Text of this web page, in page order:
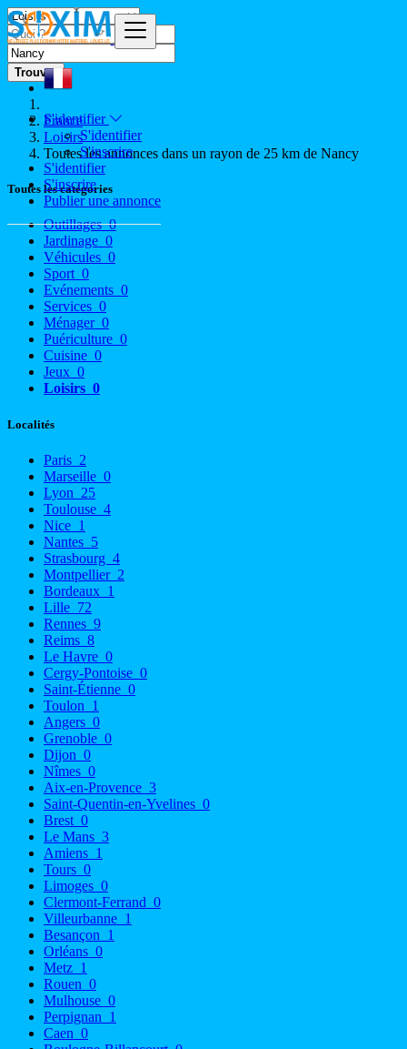
S'identifier
S'identifier
S'inscrire
S'identifier
S'inscrire
Publier une annonce
Trouver
France
Loisirs
Toutes les annonces dans un rayon de 25 km de Nancy
Toutes les catégories
Outillages0
Jardinage 0
Véhicules 0
Sport 0
Evénements 0
Services 0
Ménager 0
Puériculture 0
Cuisine 0
Jeux 0
Loisirs 0
Localités
Paris 2
Marseille 0
Lyon 25
Toulouse 4
Nice 1
Nantes 5
Strasbourg 4
Montpellier 2
Bordeaux 1
Lille 72
Rennes 9
Reims 8
Le Havre 0
Cergy-Pontoise 0
Saint-Étienne 0
Toulon 1
Angers 0
Grenoble 0
Dijon 0
Nîmes 0
Aix-en-Provence 3
Saint-Quentin-en-Yvelines 0
Brest 0
Le Mans 3
Amiens 1
Tours 0
Limoges 0
Clermont-Ferrand 0
Villeurbanne 1
Besançon 1
Orléans 0
Metz 1
Rouen 0
Mulhouse 0
Perpignan 1
Caen 0